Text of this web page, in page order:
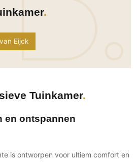
Eijck
Tuinkamer
en ontspannen
is ontworpen voor ultiem comfort en